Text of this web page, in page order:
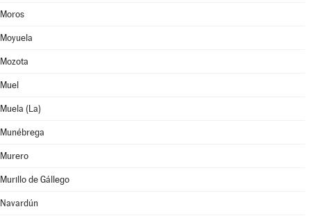
Moros
Moyuela
Mozota
Muel
Muela (La)
Munébrega
Murero
Murillo de Gállego
Navardún